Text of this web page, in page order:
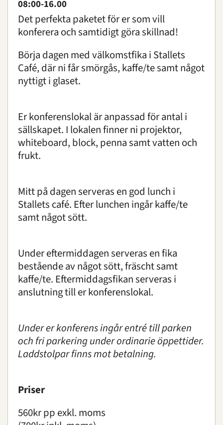
Om oss | Öppettider | Press
Sök
08:00-16.00
Det perfekta paketet för er som vill
konferera och samtidigt göra skillnad!
Börja dagen med välkomstfika i Stallets
Café, där ni får smörgås, kaffe/te samt något
nyttigt i glaset.
Er konferenslokal är anpassad för antal i
sällskapet. I lokalen finner ni projektor,
whiteboard, block, penna samt vatten och
frukt.
Mitt på dagen serveras en god lunch i
Stallets café. Efter lunchen ingår kaffe/te
samt något sött.
Under eftermiddagen serveras en fika
bestående av något sött, fräscht samt
kaffe/te. Eftermiddagsfikan serveras i
anslutning till er konferenslokal.
Under er konferens ingår entré till parken
och fri parkering under ordinarie öppettider.
Laddstolpar finns mot betalning.
Priser
560kr pp exkl. moms